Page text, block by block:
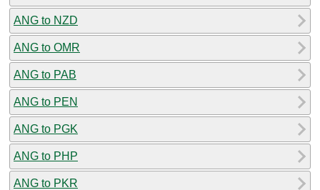
ANG to NZD
ANG to OMR
ANG to PAB
ANG to PEN
ANG to PGK
ANG to PHP
ANG to PKR